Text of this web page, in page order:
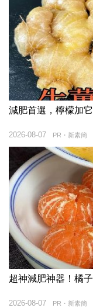
減肥首選，檸檬加
PR・新素簡
2026-08-07
超神減肥神器！橘
PR・新素簡
2026-08-07